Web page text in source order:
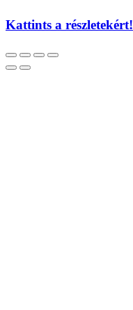
Kattints a részletekért!